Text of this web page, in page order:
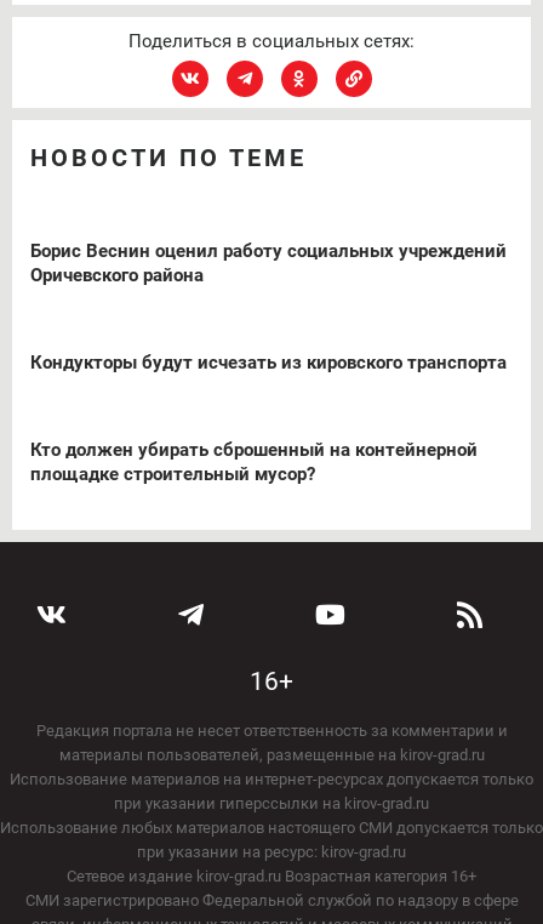
Поделиться в социальных сетях:
НОВОСТИ ПО ТЕМЕ
Борис Веснин оценил работу социальных учреждений
Оричевского района
Кондукторы будут исчезать из кировского транспорта
Кто должен убирать сброшенный на контейнерной
площадке строительный мусор?
16+
Редакция портала не несет ответственность за комментарии и
материалы пользователей, размещенные на kirov-grad.ru
Использование материалов на интернет-ресурсах допускается только
при указании гиперссылки на kirov-grad.ru
Использование любых материалов настоящего СМИ допускается только
при указании на ресурс: kirov-grad.ru
Сетевое издание kirov-grad.ru Возрастная категория 16+
СМИ зарегистрировано Федеральной службой по надзору в сфере